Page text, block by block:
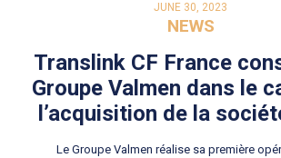
JUNE 30, 2023
NEWS
Translink CF France
Groupe Valmen dans le
l’acquisition de la
Le Groupe Valmen réalise sa première